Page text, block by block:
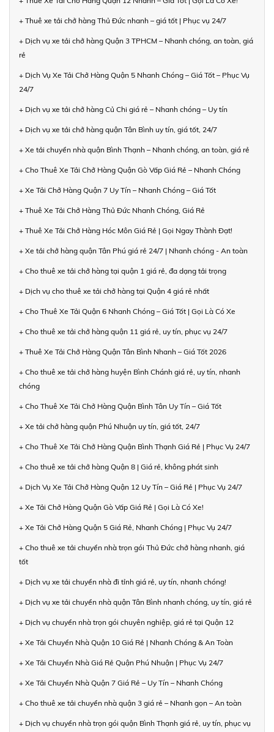
+ Thuê xe tải chở hàng Thủ Đức nhanh – giá tốt | Phục vụ 24/7
+ Dịch vụ xe tải chở hàng Quận 3 TPHCM – Nhanh chóng, an toàn, giá
rẻ
+ Dịch Vụ Xe Tải Chở Hàng Quận 5 Nhanh Chóng – Giá Tốt – Phục Vụ
24/7
+ Dịch vụ xe tải chở hàng Củ Chi giá rẻ – Nhanh chóng – Uy tín
+ Dịch vụ xe tải chở hàng quận Tân Bình uy tín, giá tốt, 24/7
+ Xe tải chuyển nhà quận Bình Thạnh – Nhanh chóng, an toàn, giá rẻ
+ Cho Thuê Xe Tải Chở Hàng Quận Gò Vấp Giá Rẻ – Nhanh Chóng
+ Xe Tải Chở Hàng Quận 7 Uy Tín – Nhanh Chóng – Giá Tốt
+ Thuê Xe Tải Chở Hàng Thủ Đức Nhanh Chóng, Giá Rẻ
+ Thuê Xe Tải Chở Hàng Hóc Môn Giá Rẻ | Gọi Ngay Thành Đạt!
+ Xe tải chở hàng quận Tân Phú giá rẻ 24/7 | Nhanh chóng - An toàn
+ Cho thuê xe tải chở hàng tại quận 1 giá rẻ, đa dạng tải trọng
+ Dịch vụ cho thuê xe tải chở hàng tại Quận 4 giá rẻ nhất
+ Cho Thuê Xe Tải Quận 6 Nhanh Chóng – Giá Tốt | Gọi Là Có Xe
+ Cho thuê xe tải chở hàng quận 11 giá rẻ, uy tín, phục vụ 24/7
+ Thuê Xe Tải Chở Hàng Quận Tân Bình Nhanh – Giá Tốt 2026
+ Cho thuê xe tải chở hàng huyện Bình Chánh giá rẻ, uy tín, nhanh
chóng
+ Cho Thuê Xe Tải Chở Hàng Quận Bình Tân Uy Tín – Giá Tốt
+ Xe tải chở hàng quận Phú Nhuận uy tín, giá tốt, 24/7
+ Cho Thuê Xe Tải Chở Hàng Quận Bình Thạnh Giá Rẻ | Phục Vụ 24/7
+ Cho thuê xe tải chở hàng Quận 8 | Giá rẻ, không phát sinh
+ Dịch Vụ Xe Tải Chở Hàng Quận 12 Uy Tín – Giá Rẻ | Phục Vụ 24/7
+ Xe Tải Chở Hàng Quận Gò Vấp Giá Rẻ | Gọi Là Có Xe!
+ Xe Tải Chở Hàng Quận 5 Giá Rẻ, Nhanh Chóng | Phục Vụ 24/7
+ Cho thuê xe tải chuyển nhà trọn gói Thủ Đức chở hàng nhanh, giá
tốt
+ Dịch vụ xe tải chuyển nhà đi tỉnh giá rẻ, uy tín, nhanh chóng!
+ Dịch vụ xe tải chuyển nhà quận Tân Bình nhanh chóng, uy tín, giá rẻ
+ Dịch vụ chuyển nhà trọn gói chuyên nghiệp, giá rẻ tại Quận 12
+ Xe Tải Chuyển Nhà Quận 10 Giá Rẻ | Nhanh Chóng & An Toàn
+ Xe Tải Chuyển Nhà Giá Rẻ Quận Phú Nhuận | Phục Vụ 24/7
+ Xe Tải Chuyển Nhà Quận 7 Giá Rẻ – Uy Tín – Nhanh Chóng
+ Cho thuê xe tải chuyển nhà quận 3 giá rẻ – Nhanh gọn – An toàn
+ Dịch vụ chuyển nhà trọn gói quận Bình Thạnh giá rẻ, uy tín, phục vụ